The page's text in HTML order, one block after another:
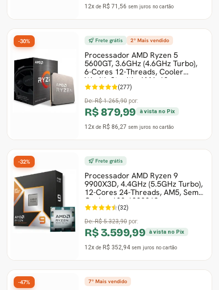
12x de R$ 71,56 sem juros no cartão
Frete grátis 2º Mais vendido
Processador AMD Ryzen 5
5600GT, 3.6GHz (4.6GHz Turbo),
6-Cores 12-Threads, Cooler
Wraith Stealth, AM4, 10
(277)
De:R$ 1.265,90 por:
R$ 879,99 à vista no Pix
12x de R$ 86,27 sem juros no cartão
-30%
Frete grátis
Processador AMD Ryzen 9
9900X3D, 4.4GHz (5.5GHz Turbo),
12-Cores 24-Threads, AM5, Sem
Cooler, 100-1000013
(32)
De:R$ 5.323,90 por:
R$ 3.599,99 à vista no Pix
12x de R$ 352,94sem juros no cartão
-32%
7º Mais vendido
-47%